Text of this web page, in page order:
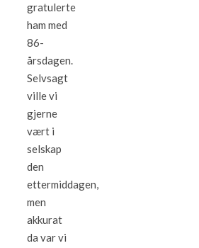
gratulerte
ham med
86-
årsdagen.
Selvsagt
ville vi
gjerne
vært i
selskap
den
ettermiddagen,
men
akkurat
da var vi